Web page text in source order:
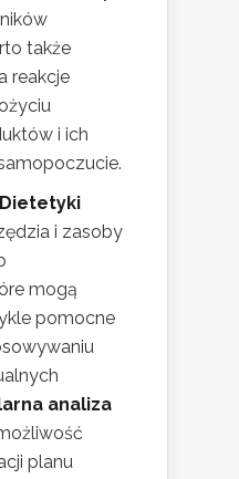
także
reakcje
i ich
i zasoby
mogą
pomocne
analiza
planu